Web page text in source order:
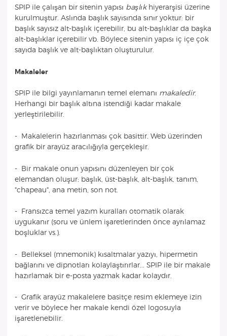
SPIP ile çalışan bir sitenin yapısı başlıkhiyerarşisi üzerine
kurulmuştur. Aslında başlık sayısında sınır yoktur: bir
başlık sayısız alt-başlık içerebilir, bu alt-başlıklar da başka
alt-başlıklar içerebilir vb. Böylece sitenin yapısı iç içe çok
sayıda başlık ve alt-başlıktan oluşturulur.
Makaleler
SPIP ile bilgi yayınlamanın temel elemanı makaledir.
Herhangi bir başlık altına istendiği kadar makale
yerleştirilebilir.
- Makalelerin hazırlanması çok basittir. Web üzerinden
grafik bir arayüz aracılığıyla gerçekleşir.
- Bir makale onun yapısını düzenleyen bir çok
elemandan oluşur: başlık, üst-başlık, alt-başlık, tanım,
"chapeau", ana metin, son not.
- Fransızca temel yazım kuralları otomatik olarak
uygukanır (soru ve ünlem işaretlerinden önce ayrılamaz
boşluklar vs.).
- Belleksel (mnemonik) kısaltmalar yazıyı, hipermetin
bağlarını ve dipnotları kolaylaştırırlar... SPIP ile bir makale
hazırlamak bir e-posta yazmak kadar kolaydır.
- Grafik arayüz makalelere basitçe resim eklemeye izin
verir ve böylece her makale kendi özel logosuyla
işaretlenebilir.